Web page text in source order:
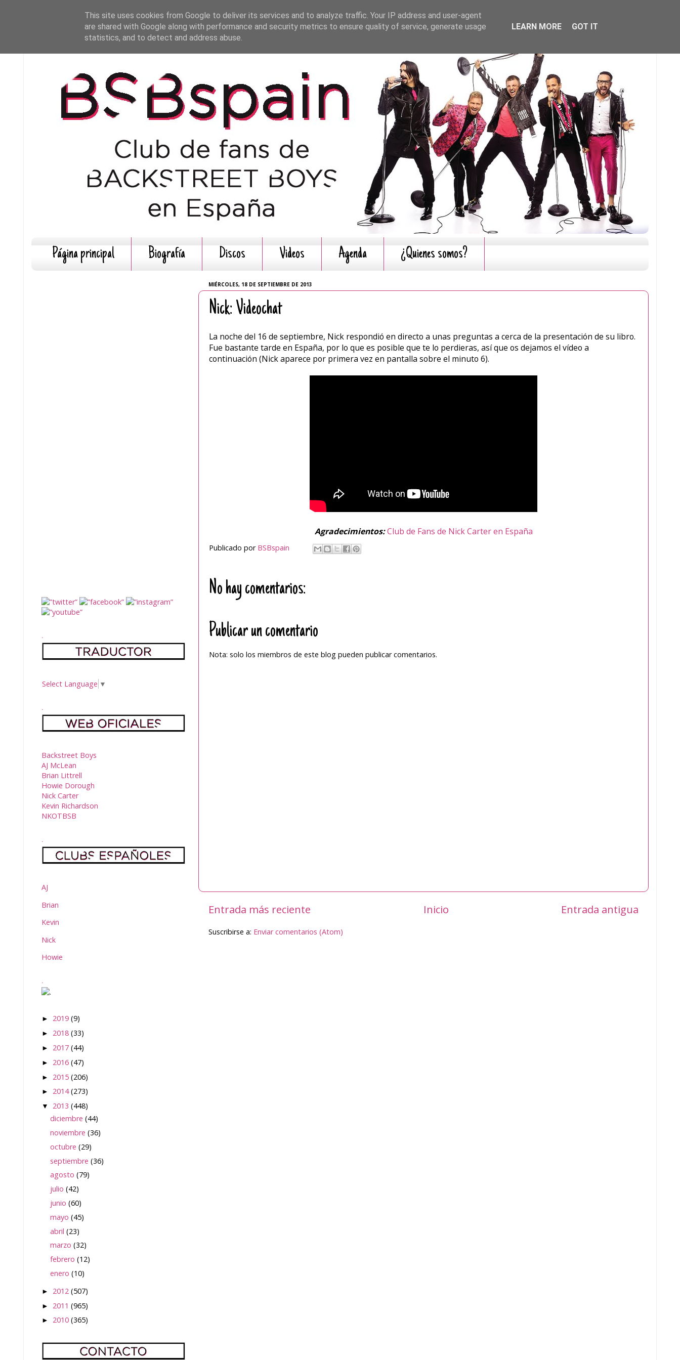
Página principal Biografía Discos Videos Agenda ¿Quienes somos?
MIÉRCOLES, 18 DE SEPTIEMBRE DE 2013
Nick: Videochat
La noche del 16 de septiembre, Nick respondió en directo a unas preguntas a cerca de la presentación de su libro.
Fue bastante tarde en España, por lo que es posible que te lo perdieras, así que os dejamos el vídeo a
continuación (Nick aparece por primera vez en pantalla sobre el minuto 6).
Agradecimientos: Club de Fans de Nick Carter en España
Publicado por BSBspain
No hay comentarios:
Publicar un comentario
Nota: solo los miembros de este blog pueden publicar comentarios.
Entrada más reciente Entrada antigua
Inicio
Suscribirse a: Enviar comentarios (Atom)
.
Select Language ▼
.
Backstreet Boys
AJ McLean
Brian Littrell
Howie Dorough
Nick Carter
Kevin Richardson
NKOTBSB
.
AJ
Brian
Kevin
Nick
Howie
.
► 2019 (9)
► 2018 (33)
► 2017 (44)
► 2016 (47)
► 2015 (206)
► 2014(273)
▼ 2013 (448)
diciembre(44)
noviembre(36)
octubre(29)
septiembre(36)
agosto(79)
julio(42)
junio(60)
mayo(45)
abril(23)
marzo(32)
febrero(12)
enero(10)
► 2012 (507)
► 2011 (965)
► 2010 (365)
This site uses cookies from Google to deliver its services and to analyze traffic. Your IP address and user-agent
are shared with Google along with performance and security metrics to ensure quality of service, generate usage
statistics, and to detect and address abuse.
LEARN MORE GOT IT